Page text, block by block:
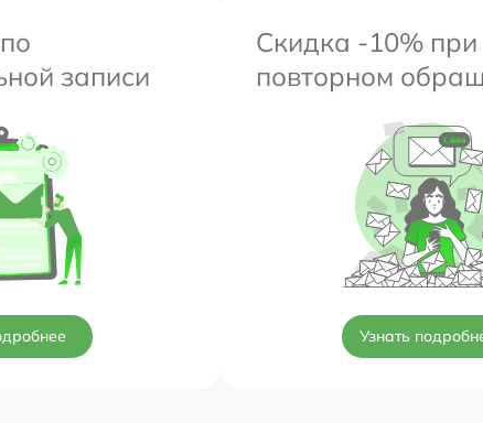
записи
Скидка -10% при
повторном
Узнать